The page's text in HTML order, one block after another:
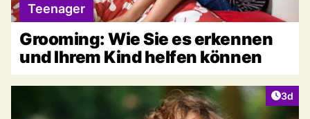
Teenager
Grooming: Wie Sie es erkennen
und Ihrem Kind helfen können
3d